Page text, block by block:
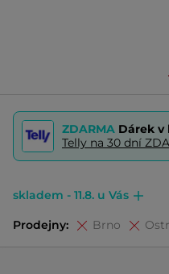
ZDARMA Dárek v
Telly na 30 dní
skladem - 11.8. u Vás
Prodejny: Brno